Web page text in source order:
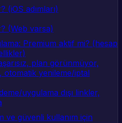
(iOS adımları)
(Web varsa)
Premium aktif mi? (hesap
plan görünmüyor,
otomatik yenileme/iptal
uygulama dışı linkler,
ve güvenli kullanım için